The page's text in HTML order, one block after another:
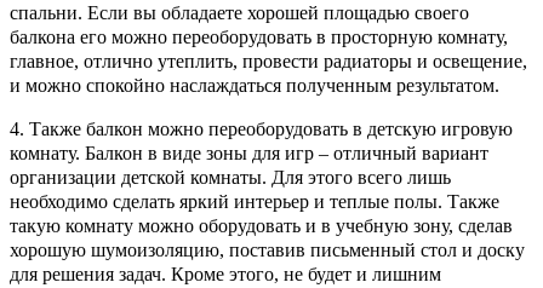
спальни. Если вы обладаете хорошей площадью своего
балкона его можно переоборудовать в просторную комнату,
главное, отлично утеплить, провести радиаторы и освещение,
и можно спокойно наслаждаться полученным результатом.
4. Также балкон можно переоборудовать в детскую игровую
комнату. Балкон в виде зоны для игр – отличный вариант
организации детской комнаты. Для этого всего лишь
необходимо сделать яркий интерьер и теплые полы. Также
такую комнату можно оборудовать и в учебную зону, сделав
хорошую шумоизоляцию, поставив письменный стол и доску
для решения задач. Кроме этого, не будет и лишним